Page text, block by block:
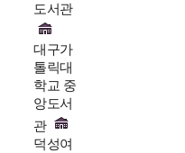
도서관
대구가
톨릭대
학교 중
앙도서
관
덕성여